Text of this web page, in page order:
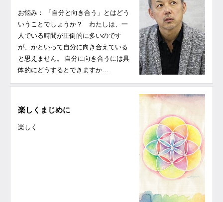
お悩み： 「自分と向き合う」とはどう
いうことでしょうか？ わたしは、一
人でいる時間が圧倒的に多いのです
が、かといって自分に向き合えている
と思えません。 自分に向き合うには具
体的にどうするとできますか…
楽しくまじめに
楽しく